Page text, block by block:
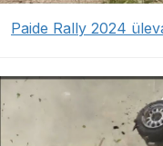
Paide Rally 2024